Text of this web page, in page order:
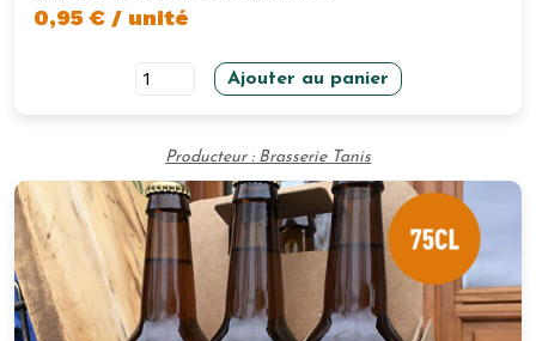
0,95€ / unité
quantité
de
violette
unité
250gr
Ajouter au panier
Producteur : Brasserie Tanis